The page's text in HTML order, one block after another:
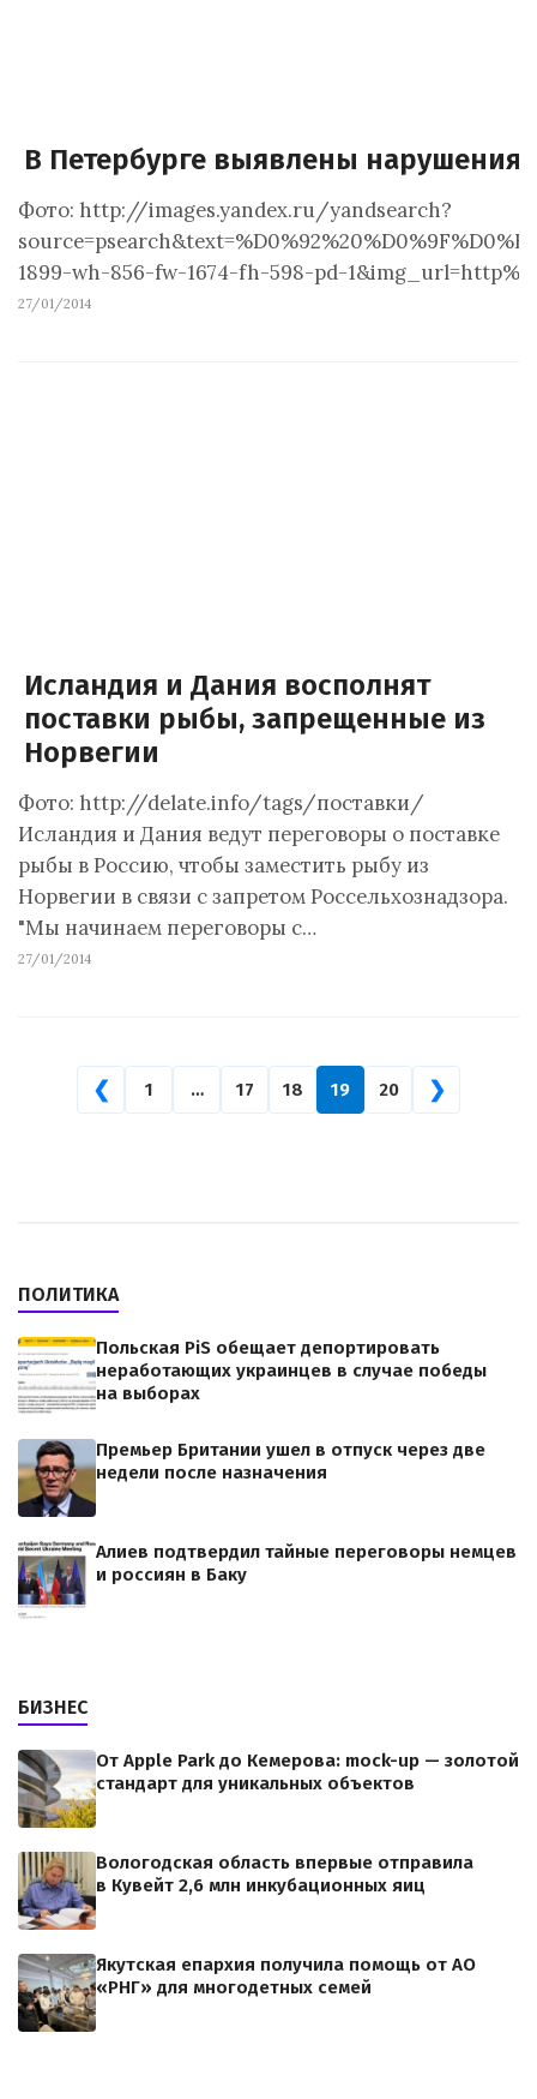
В Петербурге выявлены
Фото: http://images.yandex.ru/yandsearch?
1899-wh-856-fw-1674-fh-598-pd-
27/01/2014
Исландия и Дания восполнят
поставки рыбы, запрещенные из
Норвегии
Фото: http://delate.info/tags/поставки/
Исландия и Дания ведут переговоры о поставке
рыбы в Россию, чтобы заместить рыбу из
Норвегии в связи с запретом Россельхознадзора.
"Мы начинаем переговоры с…
27/01/2014
❮ 1 … 17 18 19 20 ❯
ПОЛИТИКА
Польская PiS обещает депортировать
неработающих украинцев в случае победы
на выборах
Премьер Британии ушел в отпуск через две
недели после назначения
Алиев подтвердил тайные переговоры немцев
и россиян в Баку
БИЗНЕС
От Apple Park до Кемерова: mock-up — золотой
стандарт для уникальных объектов
Вологодская область впервые отправила
в Кувейт 2,6 млн инкубационных яиц
Якутская епархия получила помощь от АО
«РНГ» для многодетных семей